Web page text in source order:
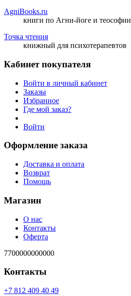
AgniBooks.ru
книги по Агни-йоге и теософии
Точка чтения
книжный для психотерапевтов
Кабинет покупателя
Войти в личный кабинет
Заказы
Избранное
Где мой заказ?
Войти
Оформление заказа
Доставка и оплата
Возврат
Помощь
Магазин
О нас
Контакты
Оферта
7700000000000
Контакты
94 04 904 218 7+